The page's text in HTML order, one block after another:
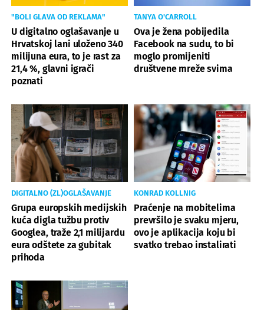
"BOLI GLAVA OD REKLAMA"
U digitalno oglašavanje u
Hrvatskoj lani uloženo 340
milijuna eura, to je rast za
21,4 %, glavni igrači
poznati
TANYA O'CARROLL
Ova je žena pobijedila
Facebook na sudu, to bi
moglo promijeniti
društvene mreže svima
DIGITALNO (ZL)OGLAŠAVANJE
Grupa europskih medijskih
kuća digla tužbu protiv
Googlea, traže 2,1 milijardu
eura odštete za gubitak
prihoda
KONRAD KOLLNIG
Praćenje na mobitelima
prevršilo je svaku mjeru,
ovo je aplikacija koju bi
svatko trebao instalirati